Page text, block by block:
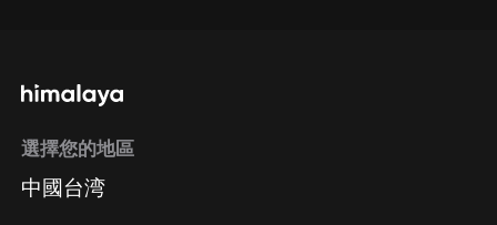
選擇您的地區
中國台湾